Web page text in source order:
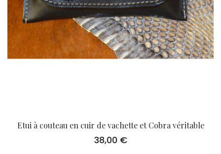
Etui à couteau en cuir de vachette et Cobra véritable
38,00 €